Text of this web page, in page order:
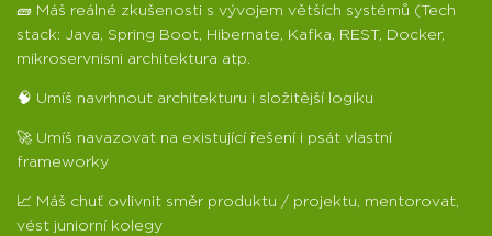
🧱 Máš reálné zkušenosti s vývojem větších systémů (Tech
stack: Java, Spring Boot, Hibernate, Kafka, REST, Docker,
mikroservnisni architektura atp.
🧠 Umíš navrhnout architekturu i složitější logiku
🚀 Umíš navazovat na existující řešení i psát vlastní
frameworky
📈 Máš chuť ovlivnit směr produktu / projektu, mentorovat,
vést juniorní kolegy